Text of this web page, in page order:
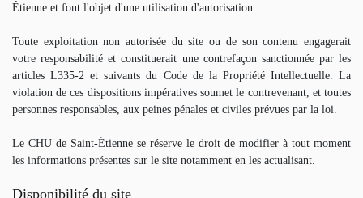
Étienne et font l'objet d'une utilisation d'autorisation.
Toute exploitation non autorisée du site ou de son contenu engagerait
votre responsabilité et constituerait une contrefaçon sanctionnée par les
articles L335-2 et suivants du Code de la Propriété Intellectuelle. La
violation de ces dispositions impératives soumet le contrevenant, et toutes
personnes responsables, aux peines pénales et civiles prévues par la loi.
Le CHU de Saint-Étienne se réserve le droit de modifier à tout moment
les informations présentes sur le site notamment en les actualisant.
Disponibilité du site